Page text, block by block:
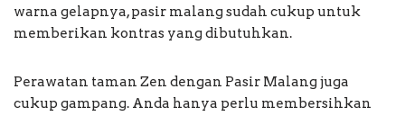
warna gelapnya, pasir malang sudah cukup untuk
memberikan kontras yang dibutuhkan.
Perawatan taman Zen dengan Pasir Malang juga
cukup gampang. Anda hanya perlu membersihkan